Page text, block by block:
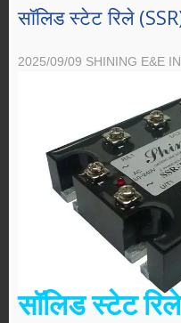
सॉलिड स्टेट रिले
2025/09/09 SHINING E&E
सॉलिड स्टेट